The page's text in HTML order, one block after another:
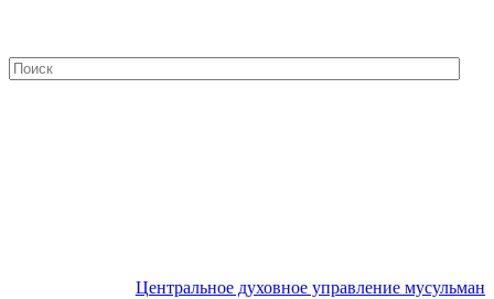
Центральное духовное управление мусульман